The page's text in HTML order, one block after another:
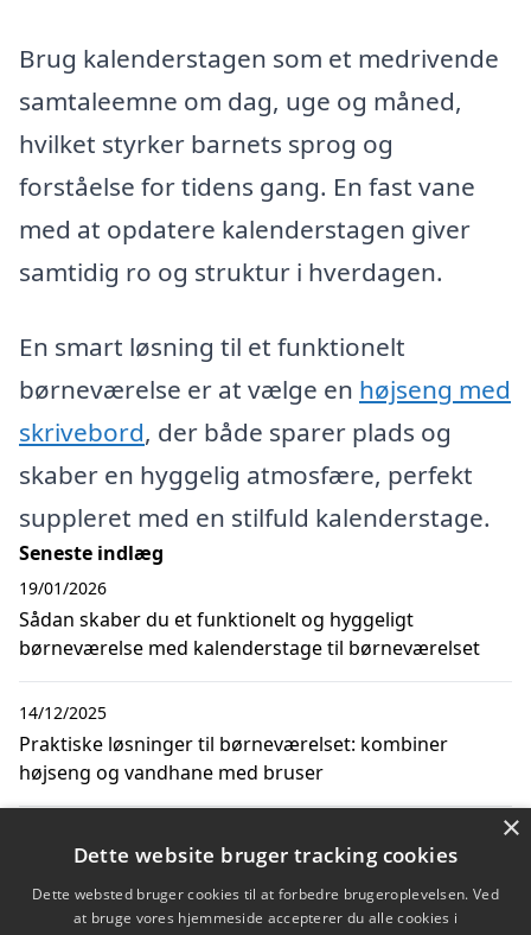
Brug kalenderstagen som et medrivende
samtaleemne om dag, uge og måned,
hvilket styrker barnets sprog og
forståelse for tidens gang. En fast vane
med at opdatere kalenderstagen giver
samtidig ro og struktur i hverdagen.
En smart løsning til et funktionelt
børneværelse er at vælge en højseng med
skrivebord, der både sparer plads og
skaber en hyggelig atmosfære, perfekt
suppleret med en stilfuld kalenderstage.
Seneste indlæg
Sådan skaber du et funktionelt og hyggeligt
børneværelse med kalenderstage til børneværelset
19/01/2026
Praktiske løsninger til børneværelset: kombiner
højseng og vandhane med bruser
14/12/2025
Sådan finder du den perfekte seng til dit barn
×
Dette website bruger tracking cookies
Dette websted bruger cookies til at forbedre brugeroplevelsen. Ved
at bruge vores hjemmeside accepterer du alle cookies i